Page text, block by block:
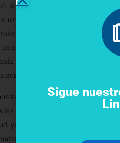
sufrida sino también por la
los hechos. Como dice
institucional respecto
ella. La situación de violencia
Guzmán Albarracín a una
ella cometió”.
de la situación de una niña
las acciones de las autoridades,
ya que se le impidió que diera
sin que pudiera ver a
Sigue